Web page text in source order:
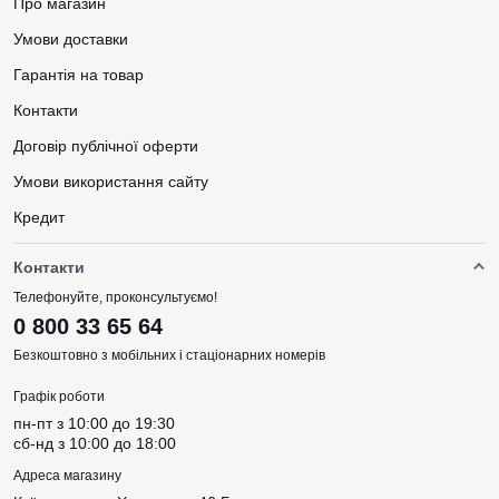
Хоча роторні тату-машинки не можна ставити в автоклав,
вони все ж не потребують особливого догляду. Більшість
дезінфікують за допомогою холодної стерилізації. Також не
змінювати вистріл голки для виконання різних завдань.
максимально точно та швидко.
Як обрати
Важливість тату-машинки
вибрати і купити функціонально зручний апарат. Новачкам
варто починати з машинок середнього класу, які відмінно
професійні лінійки пенів від Ambition, Must, EZ, а також
тату-машин InkJecta, AVA, Cheyenne, Bishop та інші.
покупкою роторної тату-машинки:
Умови доставки
Гарантія на товар
Контакти
Договір публічної оферти
Умови використання сайту
Кредит
Контакти
Телефонуйте, проконсультуємо!
0 800 33 65 64
Безкоштовно з мобільних і стаціонарних номерів
Графік роботи
пн-пт з 10:00 до 19:30
сб-нд з 10:00 до 18:00
Адреса магазину